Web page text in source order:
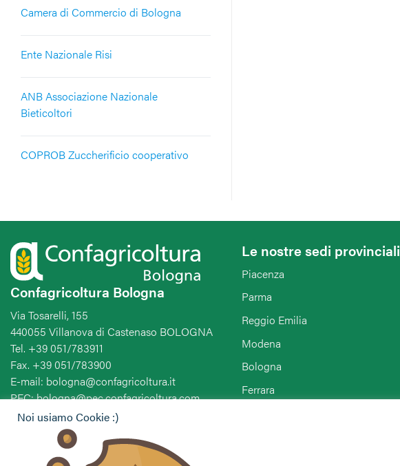
Camera di Commercio di Bologna
Ente Nazionale Risi
ANB Associazione Nazionale
Bieticoltori
COPROB Zuccherificio cooperativo
Confagricoltura Bologna
Via Tosarelli, 155
440055 Villanova di Castenaso BOLOGNA
Tel. +39 051/783911
Fax. +39 051/783900
E-mail: bologna@confagricoltura.it
PEC: bologna@pec.confagricoltura.com
Le nostre sedi provinciali
Piacenza
Parma
Reggio Emilia
Modena
Bologna
Ferrara
Noi usiamo Cookie :)